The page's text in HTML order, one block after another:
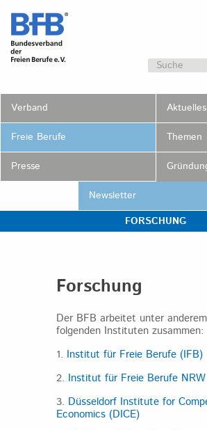
Skip
content
Suchen
Verband Aktuelles
Freie Berufe Themen
Presse
Newsletter
FORSCHUNG
Forschung
Der BFB arbeitet unter
folgenden Instituten zusammen:
1. Institut für Freie Berufe (IFB)
2. Institut für Freie Berufe NRW
3. Düsseldorf Institute for
Economics (DICE)